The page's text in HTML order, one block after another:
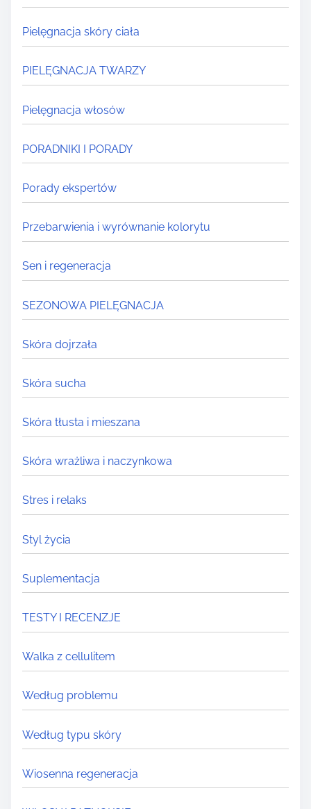
Pielęgnacja skóry ciała
PIELĘGNACJA TWARZY
Pielęgnacja włosów
PORADNIKI I PORADY
Porady ekspertów
Przebarwienia i wyrównanie kolorytu
Sen i regeneracja
SEZONOWA PIELĘGNACJA
Skóra dojrzała
Skóra sucha
Skóra tłusta i mieszana
Skóra wrażliwa i naczynkowa
Stres i relaks
Styl życia
Suplementacja
TESTY I RECENZJE
Walka z cellulitem
Według problemu
Według typu skóry
Wiosenna regeneracja